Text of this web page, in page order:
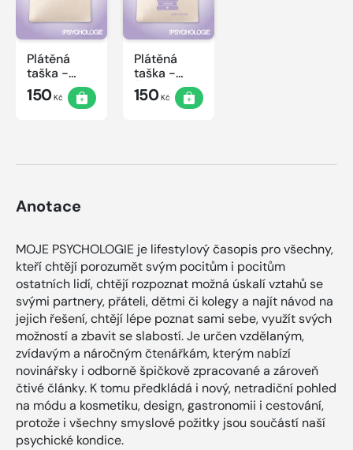
Plátěná
taška -
Dýchej
150Kč
Plátěná
taška -
Čtení
150Kč
Anotace
MOJE PSYCHOLOGIE je lifestylový časopis pro všechny,
kteří chtějí porozumět svým pocitům i pocitům
ostatních lidí, chtějí rozpoznat možná úskalí vztahů se
svými partnery, přáteli, dětmi či kolegy a najít návod na
jejich řešení, chtějí lépe poznat sami sebe, využít svých
možností a zbavit se slabostí. Je určen vzdělaným,
zvídavým a náročným čtenářkám, kterým nabízí
novinářsky i odborně špičkově zpracované a zároveň
čtivé články. K tomu předkládá i nový, netradiční pohled
na módu a kosmetiku, design, gastronomii i cestování,
protože i všechny smyslové požitky jsou součástí naší
psychické kondice.